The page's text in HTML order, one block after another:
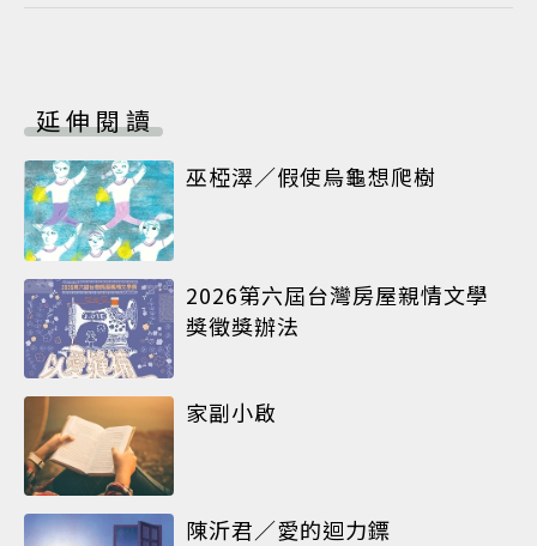
延伸閱讀
巫椏濢／假使烏龜想爬樹
2026第六屆台灣房屋親情文學
獎徵獎辦法
家副小啟
陳沂君／愛的迴力鏢